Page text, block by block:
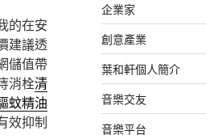
的在安
建議透
儲值帶
消栓清
蚊精油
效抑制
企業家
創意產業
葉和軒個人簡介
音樂交友
音樂平台